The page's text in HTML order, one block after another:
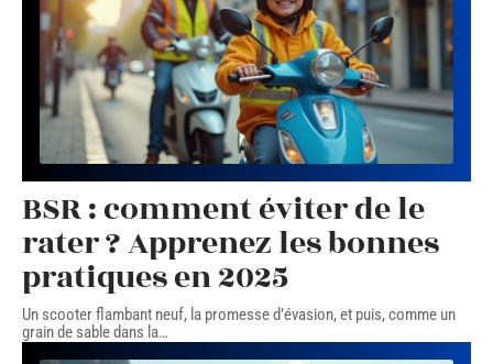
BSR : comment éviter de le
rater ? Apprenez les bonnes
pratiques en 2025
Un scooter flambant neuf, la promesse d’évasion, et puis, comme un
grain de sable dans la…